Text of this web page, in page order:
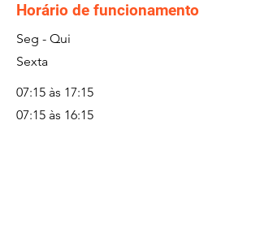
Horário de funcionamento
Seg - Qui
Sexta
07:15 às 17:15
07:15 às 16:15